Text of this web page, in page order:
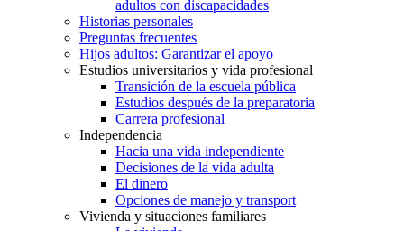
adultos con discapacidades
Historias personales
Preguntas frecuentes
Hijos adultos: Garantizar el apoyo
Estudios universitarios y vida profesional
Transición de la escuela pública
Estudios después de la preparatoria
Carrera profesional
Independencia
Hacia una vida independiente
Decisiones de la vida adulta
El dinero
Opciones de manejo y transport
Vivienda y situaciones familiares